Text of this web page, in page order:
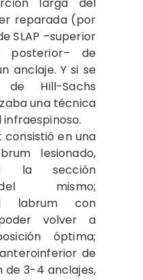
reparada (por
SLAP –superior
posterior– de
anclaje. Y si se
Hill-Sachs
una técnica
consistió en una
lesionado,
a la sección
mismo;
labrum con
volver a
óptima;
de
de 3-4 anclajes,